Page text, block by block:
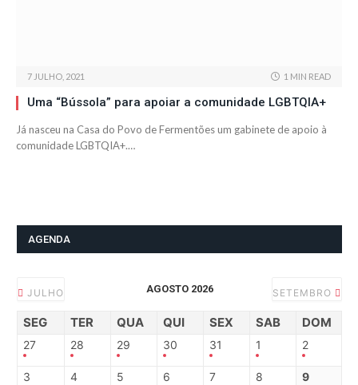
7 JULHO, 2021 1 MIN READ
Uma “Bússola” para apoiar a comunidade LGBTQIA+
Já nasceu na Casa do Povo de Fermentões um gabinete de apoio à
comunidade LGBTQIA+.…
AGENDA
JULHO AGOSTO 2026 SETEMBRO
SEG TER QUA QUI SEX SAB DOM
27 28 29 30 31 1 2
3 4 5 6 7 8 9